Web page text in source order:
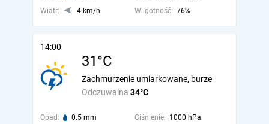
Wiatr:
4 km/h Wilgotność: 76%
14:00
31°C
Odczuwalna 34°C
Zachmurzenie umiarkowane, burze
Opad: 0.5 mm Ciśnienie: 1000 hPa